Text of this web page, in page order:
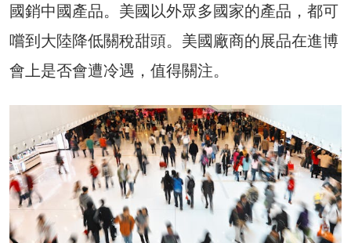
國銷中國產品。美國以外眾多國家的產品，都可
嚐到大陸降低關稅甜頭。美國廠商的展品在進博
會上是否會遭冷遇，值得關注。